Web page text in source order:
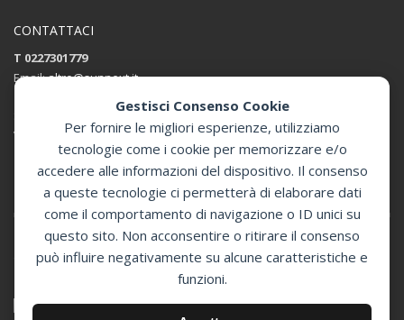
Gestisci Consenso Cookie
Per fornire le migliori esperienze, utilizziamo
tecnologie come i cookie per memorizzare e/o
accedere alle informazioni del dispositivo. Il consenso
a queste tecnologie ci permetterà di elaborare dati
come il comportamento di navigazione o ID unici su
questo sito. Non acconsentire o ritirare il consenso
può influire negativamente su alcune caratteristiche e
funzioni.
CONTATTACI
T 0227301779
Email:altro@sunnext.it
Via Perugino 44 , 20093 Cologno Monzese (MI)
Apri in Google Maps
GET SOCIAL
© 2024 Sunnext Defibrillatori -